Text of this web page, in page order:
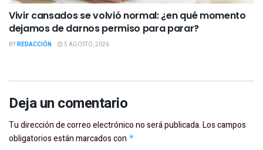
Vivir cansados se volvió normal: ¿en qué momento
dejamos de darnos permiso para parar?
BYREDACCIÓN 5 AGOSTO, 2026
Deja un comentario
Tu dirección de correo electrónico no será publicada.Los campos
obligatorios están marcados con *